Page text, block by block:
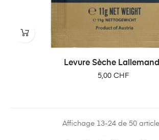
Levure Sèche
Prix
5,00 CHF
Affichage 13-24 de 50